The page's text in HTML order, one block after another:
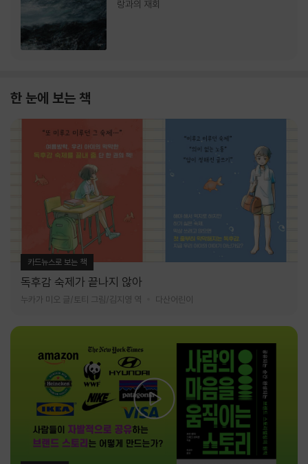
랑과의 재회
한 눈에 보는 책
카드뉴스로 보는 책
독후감 숙제가 끝나지 않아
누카가 미오 글/토티 그림/김지영 역 다산어린이